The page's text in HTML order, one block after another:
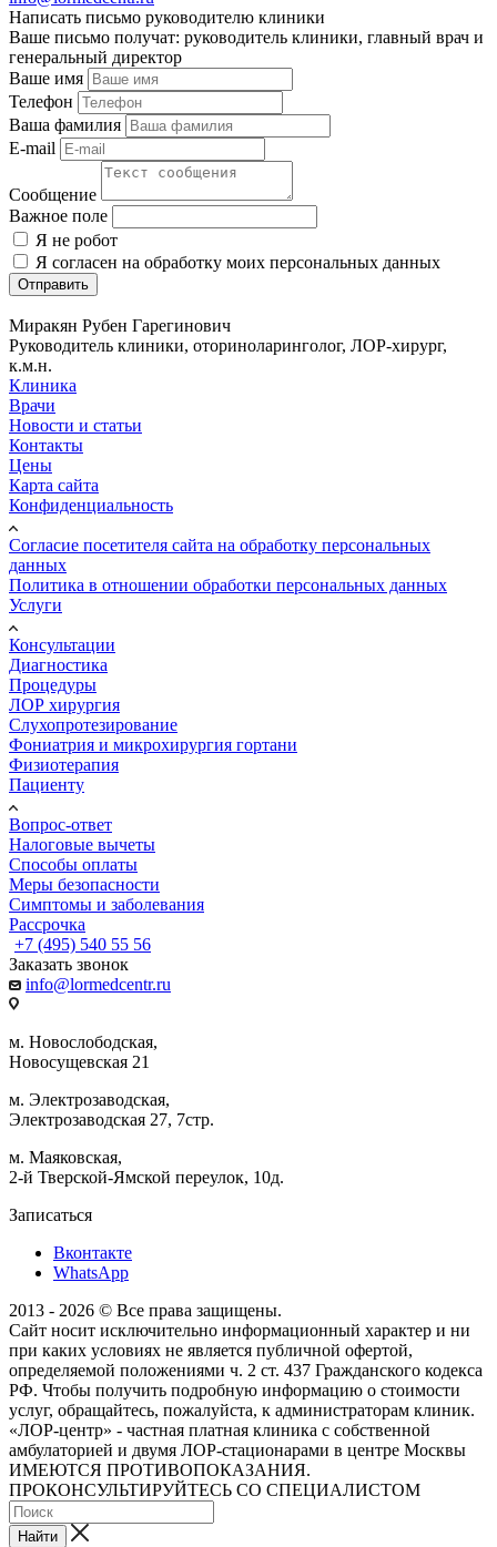
Написать письмо руководителю клиники
Ваше письмо получат: руководитель клиники, главный врач и
генеральный директор
Ваше имя
Телефон
Ваша фамилия
E-mail
Сообщение
Важное поле
Я не робот
Я согласен на обработку моих персональных данных
Миракян Рубен Гарегинович
Руководитель клиники, оториноларинголог, ЛОР-хирург,
к.м.н.
Клиника
Врачи
Новости и статьи
Контакты
Цены
Карта сайта
Конфиденциальность
Согласие посетителя сайта на обработку персональных
данных
Политика в отношении обработки персональных данных
Услуги
Консультации
Диагностика
Процедуры
ЛОР хирургия
Слухопротезирование
Фониатрия и микрохирургия гортани
Физиотерапия
Пациенту
Вопрос-ответ
Налоговые вычеты
Способы оплаты
Меры безопасности
Симптомы и заболевания
Рассрочка
+7 (495) 540 55 56
Заказать звонок
info@lormedcentr.ru
м. Новослободская,
Новосущевская 21
м. Электрозаводская,
Электрозаводская 27, 7стр.
м. Маяковская,
2-й Тверской-Ямской переулок, 10д.
Записаться
Вконтакте
WhatsApp
2013 - 2026 © Все права защищены.
Сайт носит исключительно информационный характер и ни
при каких условиях не является публичной офертой,
определяемой положениями ч. 2 ст. 437 Гражданского кодекса
РФ. Чтобы получить подробную информацию о стоимости
услуг, обращайтесь, пожалуйста, к администраторам клиник.
«ЛОР-центр» - частная платная клиника с собственной
амбулаторией и двумя ЛОР-стационарами в центре Москвы
ИМЕЮТСЯ ПРОТИВОПОКАЗАНИЯ.
ПРОКОНСУЛЬТИРУЙТЕСЬ СО СПЕЦИАЛИСТОМ
Найти